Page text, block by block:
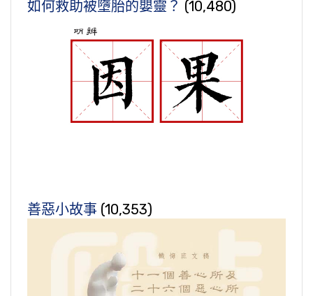
如何救助被墮胎的嬰靈？ (10,480)
善惡小故事 (10,353)